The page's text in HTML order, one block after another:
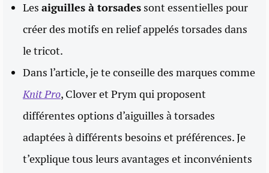
Les aiguilles à torsades sont essentielles pour
créer des motifs en relief appelés torsades dans
le tricot.
Dans l’article, je te conseille des marques comme
Knit Pro, Clover et Prym qui proposent
différentes options d’aiguilles à torsades
adaptées à différents besoins et préférences. Je
t’explique tous leurs avantages et inconvénients